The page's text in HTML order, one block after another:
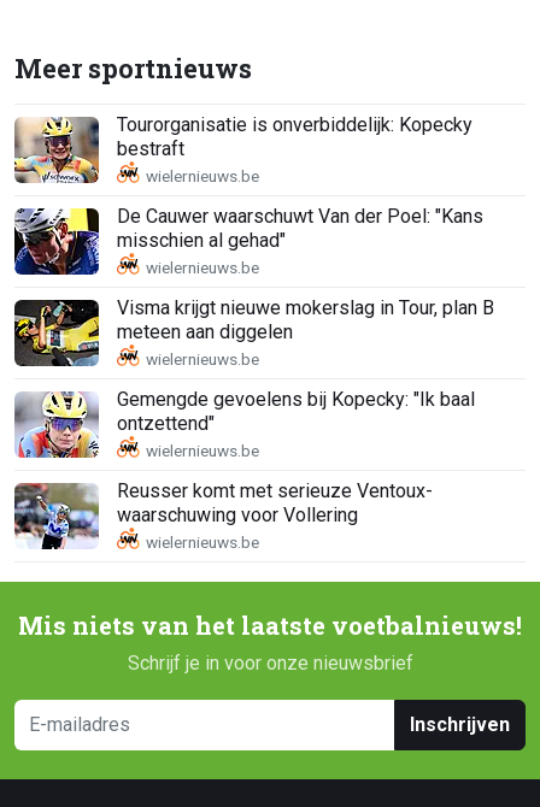
Meer sportnieuws
Tourorganisatie is onverbiddelijk: Kopecky
bestraft
De Cauwer waarschuwt Van der Poel: "Kans
misschien al gehad"
Visma krijgt nieuwe mokerslag in Tour, plan B
meteen aan diggelen
Gemengde gevoelens bij Kopecky: "Ik baal
ontzettend"
Reusser komt met serieuze Ventoux-
waarschuwing voor Vollering
Mis niets van het laatste voetbalnieuws!
Schrijf je in voor onze nieuwsbrief
Inschrijven